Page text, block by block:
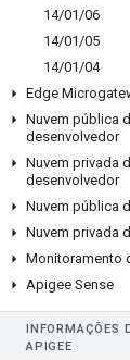
14/01/06
14/01/05
14/01/04
Edge
Nuvem pública
desenvolvedor
Nuvem privada
desenvolvedor
Nuvem pública
Nuvem privada
Monitoramento
Apigee Sense
INFORMAÇÕES
APIGEE